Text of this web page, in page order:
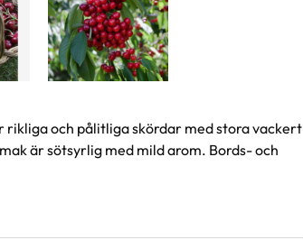
och pålitliga skördar med stora vackert
är sötsyrlig med mild arom. Bords- och